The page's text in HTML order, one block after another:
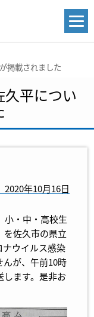
掲載されました
平につい
2020年10月16日
・中・高校生
を佐久市の県立
ウイルス感染
が、午前10時
します。是非お